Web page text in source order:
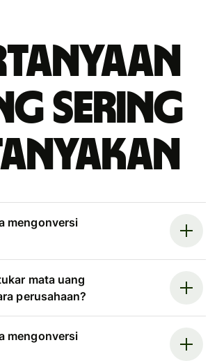
sering
mengonversi
mata uang
perusahaan?
mengonversi